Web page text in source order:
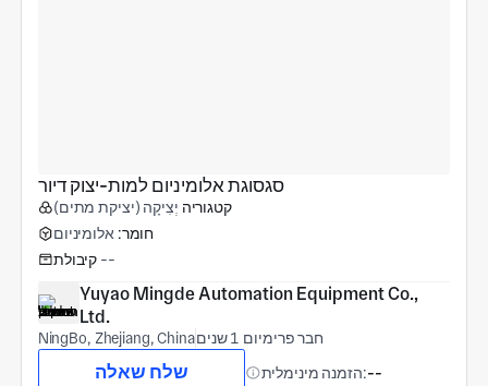
סגסוגת אלומיניום למות-יצוק דיור
קטגוריה יְצִיקָה (יציקת מתים)
חומר: אלומיניום
קיבולת --
Yuyao Mingde Automation Equipment Co.,
Ltd.
NingBo, Zhejiang, China חבר פרימיום 1 שנים
שלח שאלה הזמנה מינימלית:--